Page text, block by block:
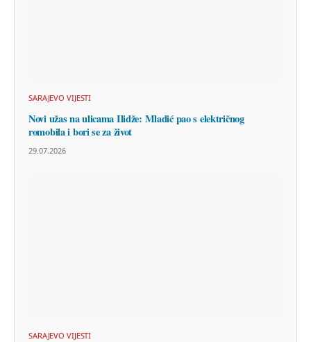
SARAJEVO VIJESTI
Novi užas na ulicama Ilidže: Mladić pao s električnog
romobila i bori se za život
29.07.2026
SARAJEVO VIJESTI